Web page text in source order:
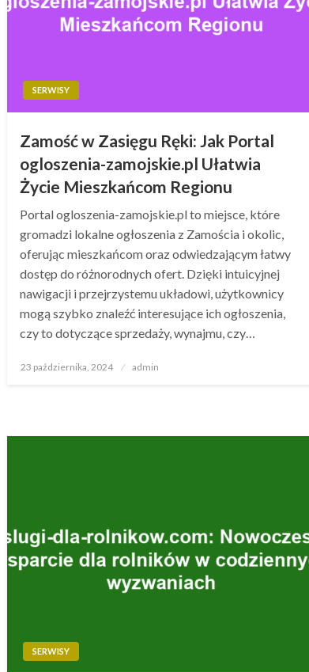
SERWISY
Zamość w Zasięgu Ręki: Jak Portal
ogloszenia-zamojskie.pl Ułatwia
Życie Mieszkańcom Regionu
Portal ogloszenia-zamojskie.pl to miejsce, które
gromadzi lokalne ogłoszenia z Zamościa i okolic,
oferując mieszkańcom oraz odwiedzającym łatwy
dostęp do różnorodnych ofert. Dzięki intuicyjnej
nawigacji i przejrzystemu układowi, użytkownicy
mogą szybko znaleźć interesujące ich ogłoszenia,
czy to dotyczące sprzedaży, wynajmu, czy…
Opublikowane
23 października, 2024 admin
SERWISY